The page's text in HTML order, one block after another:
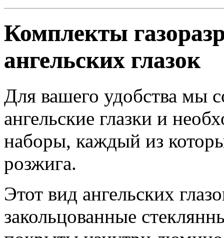
Комплекты
ангельских глазок
Для вашего удобства мы
ангельские глазки и
наборы, каждый из
розжига.
Этот вид ангельских
закольцованные